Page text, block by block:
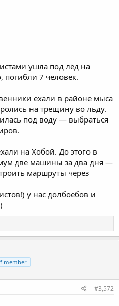
ушла под лёд на
погибли 7 человек.
ехали в районе мыса
на трещину во льду.
под воду — выбраться
на Хобой. До этого в
две машины за два дня —
маршруты через
у нас долбоебов и
member
#3,572